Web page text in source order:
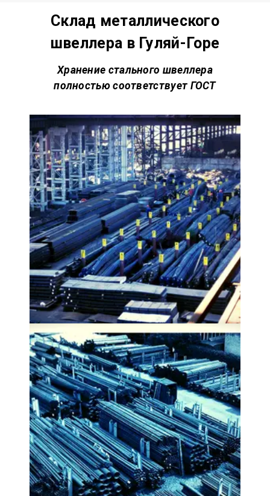
Склад металлического
швеллера в Гуляй-Горе
Хранение стального швеллера
полностью соответствует ГОСТ